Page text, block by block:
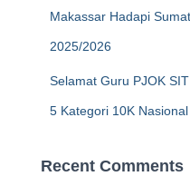
Makassar Hadapi
2025/2026
Selamat Guru PJOK
5 Kategori 10K
Recent Comments